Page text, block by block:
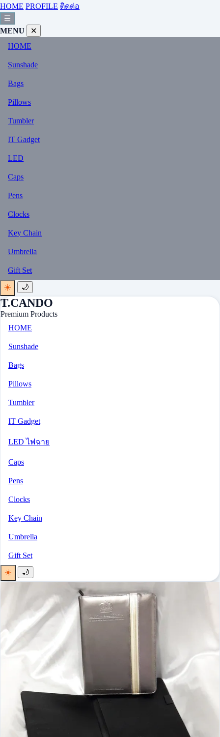
HOME PROFILE ติดต่อ
☰
MENU
✕
HOME
Sunshade
Bags
Pillows
Tumbler
IT Gadget
LED
Caps
Pens
Clocks
Key Chain
Umbrella
Gift Set
☀️
🌙
T.CANDO
Premium Products
HOME
Sunshade
Bags
Pillows
Tumbler
IT Gadget
LED ไฟฉาย
Caps
Pens
Clocks
Key Chain
Umbrella
Gift Set
☀️
🌙